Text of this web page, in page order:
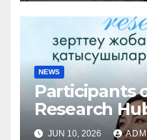
NEWS
Participants
Research
Project
JUN 10, 2026